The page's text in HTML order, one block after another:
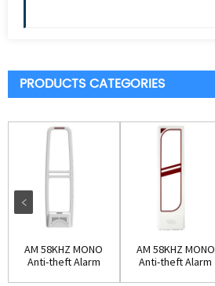
PRODUCTS CATEGORIES
AM 58KHZ MONO
Anti-theft Alarm
AM 58KHZ MONO
Anti-theft Alarm